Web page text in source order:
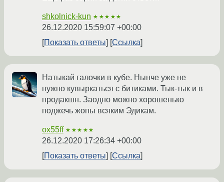
shkolnick-kun ★★★★★
26.12.2020 15:59:07 +00:00
Показать ответы
Ссылка
Натыкай галочки в кубе. Нынче уже не
нужно кувыркаться с битиками. Тык-тык и в
продакшн. Заодно можно хорошенько
поджечь жопы всяким Эдикам.
ox55ff ★★★★★
26.12.2020 17:26:34 +00:00
Показать ответы
Ссылка